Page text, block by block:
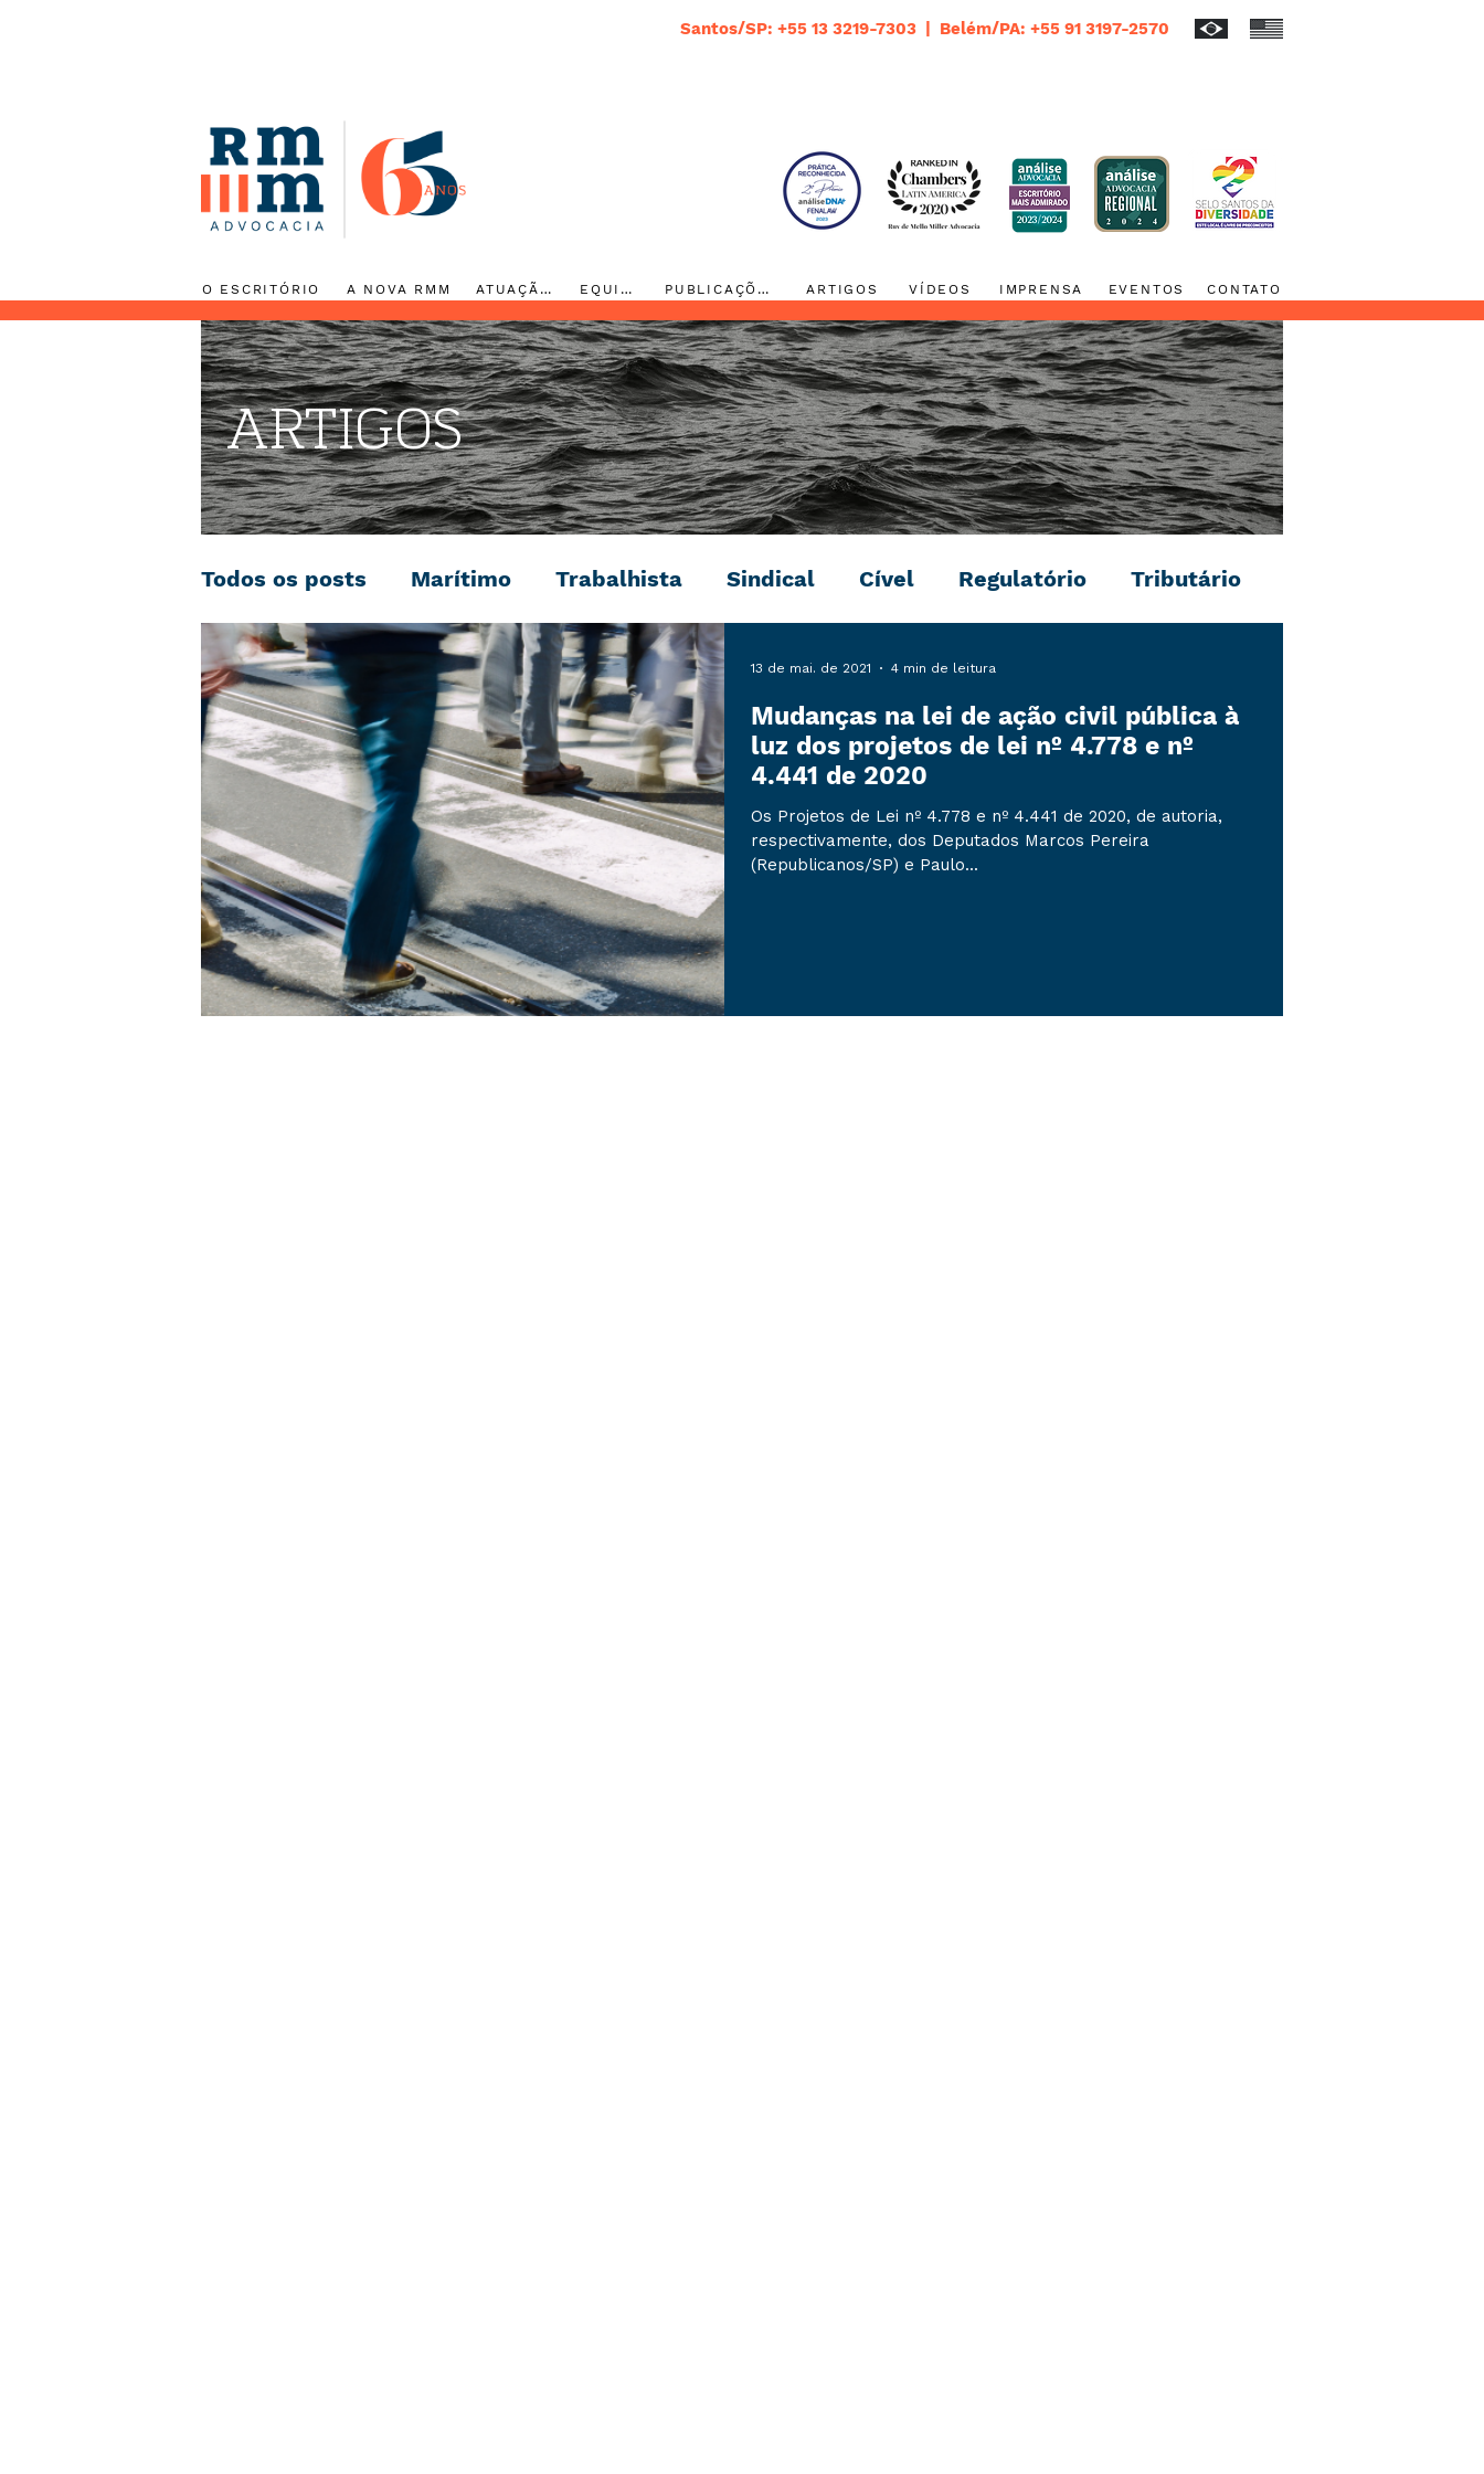
Santos/SP: +55 13 3219-7303 | Belém/PA: +55 91 3197-2570
O ESCRITÓRIO A NOVA RMM ATUAÇÃO EQUIPE PUBLICAÇÕES ARTIGOS VÍDEOS IMPRENSA EVENTOS CONTATO
ARTIGOS
Todos os posts Marítimo Trabalhista Sindical Cível Regulatório Tributário
Negociação Coletiva Penal Ambiental Digital Eventos
Mudanças na lei de ação civil pública à
luz dos projetos de lei nº 4.778 e nº
4.441 de 2020
Os Projetos de Lei nº 4.778 e nº 4.441 de 2020, de autoria,
respectivamente, dos Deputados Marcos Pereira
(Republicanos/SP) e Paulo...
13 de mai. de 2021 4 min de leitura